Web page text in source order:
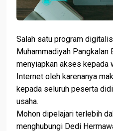
Salah satu program
Muhammadiyah Pangkalan
menyiapkan akses kepada
Internet oleh karenanya
kepada seluruh peserta
usaha.
Mohon dipelajari terlebih
menghubungi Dedi